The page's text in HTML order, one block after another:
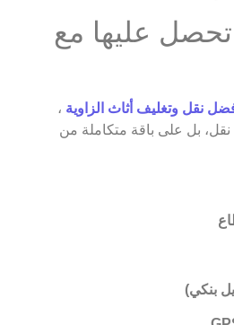
تحصل عليها مع
نقل وتغليف أثاث الزاوية ،
بل على باقة متكاملة من
بنكي)